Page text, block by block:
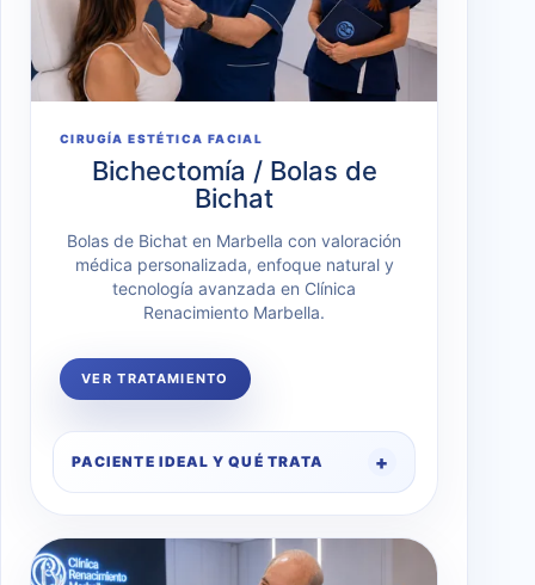
CIRUGÍA ESTÉTICA FACIAL
Bichectomía / Bolas de
Bichat
Bolas de Bichat en Marbella con valoración
médica personalizada, enfoque natural y
tecnología avanzada en Clínica
Renacimiento Marbella.
VER TRATAMIENTO
PACIENTE IDEAL Y QUÉ TRATA